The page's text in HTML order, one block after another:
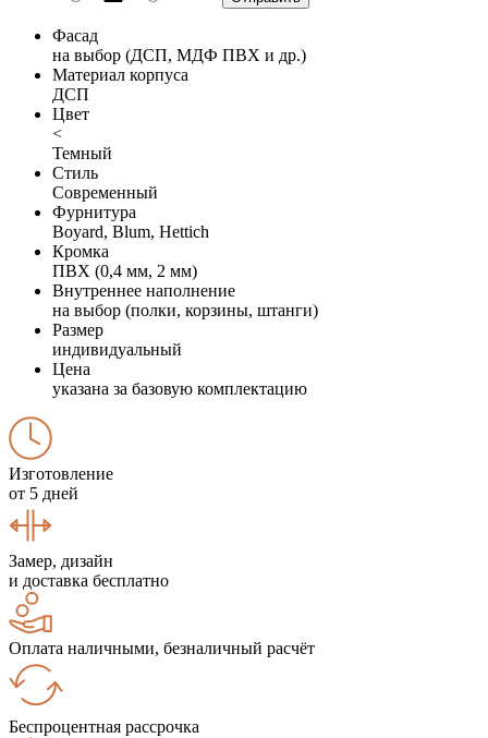
Фасад
на выбор (ДСП, МДФ ПВХ и др.)
Материал корпуса
ДСП
Цвет
<
Темный
Стиль
Современный
Фурнитура
Boyard, Blum, Hettich
Кромка
ПВХ (0,4 мм, 2 мм)
Внутреннее наполнение
на выбор (полки, корзины, штанги)
Размер
индивидуальный
Цена
указана за базовую комплектацию
Изготовление
от 5 дней
Замер, дизайн
и доставка бесплатно
Оплата наличными, безналичный расчёт
Беспроцентная рассрочка